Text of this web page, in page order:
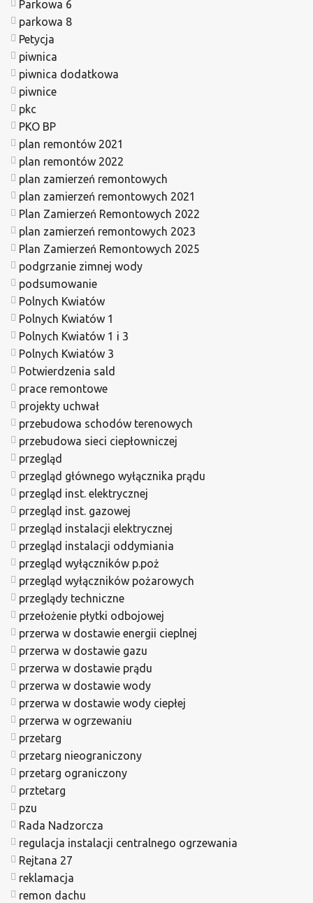
Parkowa 6
parkowa 8
Petycja
piwnica
piwnica dodatkowa
piwnice
pkc
PKO BP
plan remontów 2021
plan remontów 2022
plan zamierzeń remontowych
plan zamierzeń remontowych 2021
Plan Zamierzeń Remontowych 2022
plan zamierzeń remontowych 2023
Plan Zamierzeń Remontowych 2025
podgrzanie zimnej wody
podsumowanie
Polnych Kwiatów
Polnych Kwiatów 1
Polnych Kwiatów 1 i 3
Polnych Kwiatów 3
Potwierdzenia sald
prace remontowe
projekty uchwał
przebudowa schodów terenowych
przebudowa sieci ciepłowniczej
przegląd
przegląd głównego wyłącznika prądu
przegląd inst. elektrycznej
przegląd inst. gazowej
przegląd instalacji elektrycznej
przegląd instalacji oddymiania
przegląd wyłączników p.poż
przegląd wyłączników pożarowych
przeglądy techniczne
przełożenie płytki odbojowej
przerwa w dostawie energii cieplnej
przerwa w dostawie gazu
przerwa w dostawie prądu
przerwa w dostawie wody
przerwa w dostawie wody ciepłej
przerwa w ogrzewaniu
przetarg
przetarg nieograniczony
przetarg ograniczony
prztetarg
pzu
Rada Nadzorcza
regulacja instalacji centralnego ogrzewania
Rejtana 27
reklamacja
remon dachu